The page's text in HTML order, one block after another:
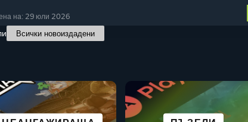
на: 29 юли 2026
Всички новоиздадени
СТРАХОТНО